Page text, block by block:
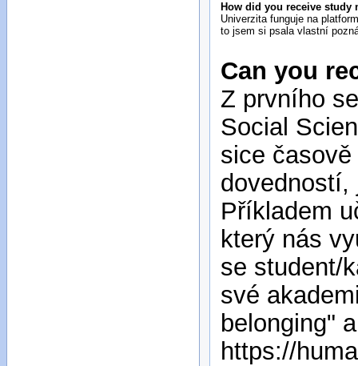
How did you receive study
Univerzita funguje na
to jsem si psala vlastní
Can you
Z prvního
Social
sice
Příkladem
který nás
se student/
své
belonging"
https://